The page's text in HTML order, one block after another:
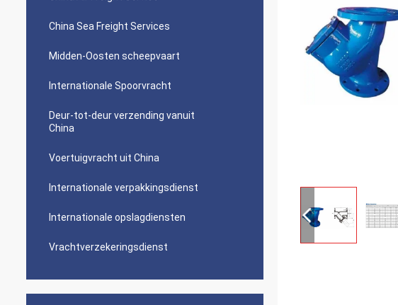
China Sea Freight Services
Midden-Oosten scheepvaart
Internationale Spoorvracht
Deur-tot-deur verzending vanuit
China
Voertuigvracht uit China
Internationale verpakkingsdienst
Internationale opslagdiensten
Vrachtverzekeringsdienst